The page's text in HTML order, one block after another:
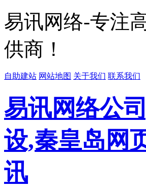
易讯网络-专注
供商！
自助建站 网站地图 关于我们 联系我们
易讯网络公
设,秦皇岛网
讯